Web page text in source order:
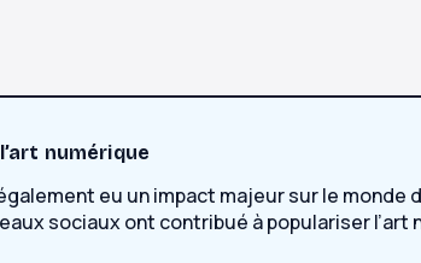
numérique
eu un impact majeur sur le
sociaux ont contribué à populariser